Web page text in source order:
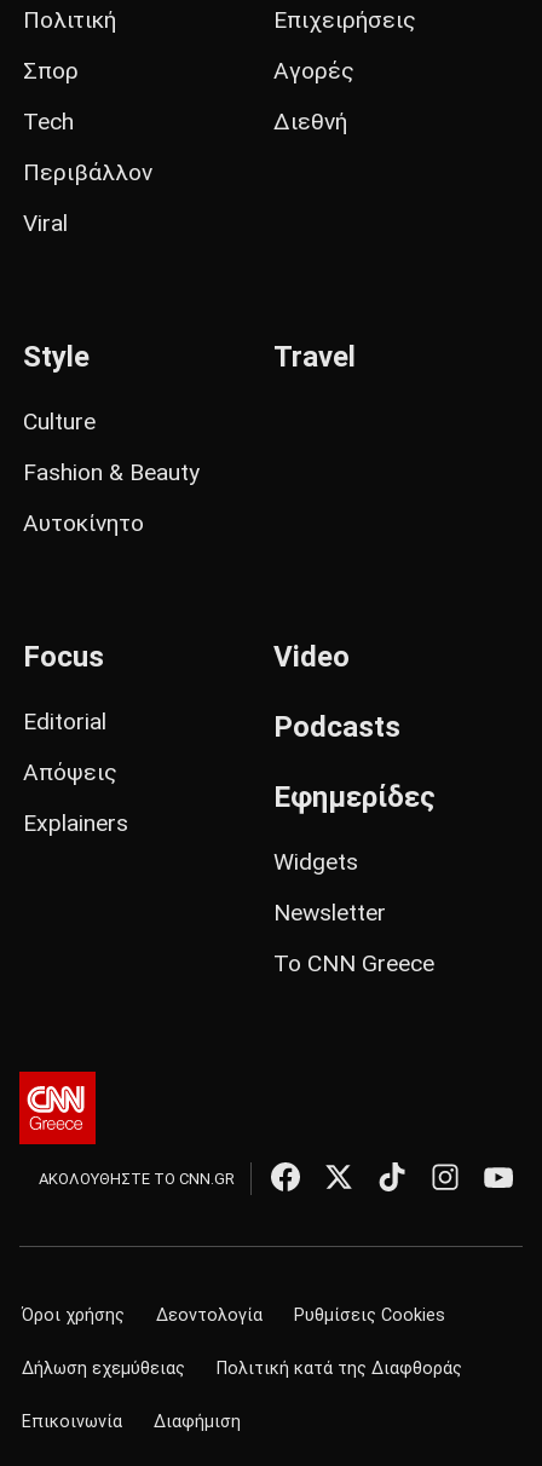
Πολιτική
Σπορ
Tech
Περιβάλλον
Viral
Επιχειρήσεις
Αγορές
Διεθνή
Style
Culture
Fashion & Beauty
Αυτοκίνητο
Travel
Focus
Editorial
Απόψεις
Explainers
Video
Podcasts
Εφημερίδες
Widgets
Newsletter
Το CNN Greece
ΑΚΟΛΟΥΘΗΣΤΕ ΤΟ CNN.GR
Όροι χρήσης Δεοντολογία Ρυθμίσεις Cookies
Δήλωση εχεμύθειας Πολιτική κατά της Διαφθοράς
Επικοινωνία Διαφήμιση